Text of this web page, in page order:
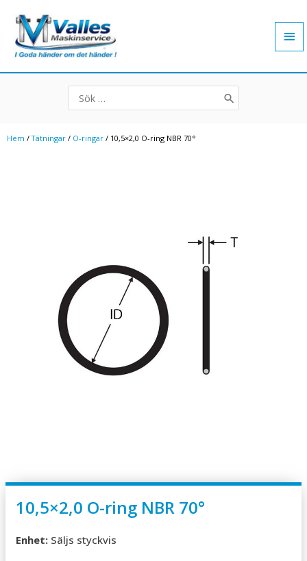
innehåll
Search
for:
Hem /Tätningar / O-ringar / 10,5×2,0 O-ring NBR 70°
10,5×2,0 O-ring NBR 70°
Enhet: Säljs styckvis